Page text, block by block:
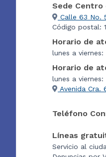
Sede Centro
Calle 63 No.
Código postal:
Horario de
lunes a
Horario de
lunes a
Avenida Cra.
Teléfono
Líneas
Servicio al